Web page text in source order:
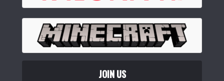
EPOMAKER Split70 ワイヤレスゲーミングキーボード 分割
キーボード...
(5446)
JOIN US